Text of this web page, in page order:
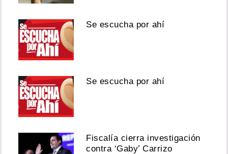
Se escucha por ahí
Se escucha por ahí
Fiscalía cierra investigación
contra ‘Gaby’ Carrizo